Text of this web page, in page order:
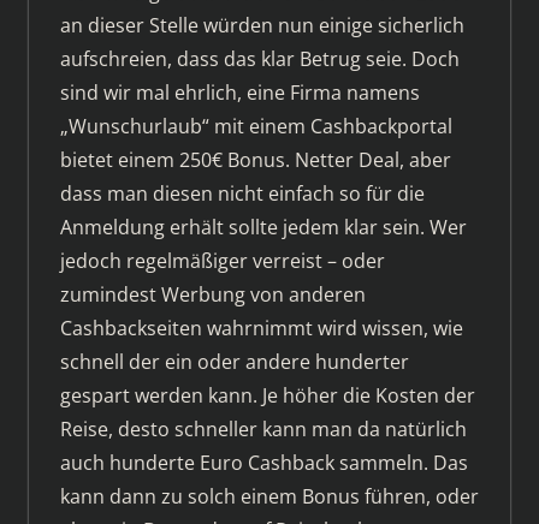
an dieser Stelle würden nun einige sicherlich
aufschreien, dass das klar Betrug seie. Doch
sind wir mal ehrlich, eine Firma namens
„Wunschurlaub“ mit einem Cashbackportal
bietet einem 250€ Bonus. Netter Deal, aber
dass man diesen nicht einfach so für die
Anmeldung erhält sollte jedem klar sein. Wer
jedoch regelmäßiger verreist – oder
zumindest Werbung von anderen
Cashbackseiten wahrnimmt wird wissen, wie
schnell der ein oder andere hunderter
gespart werden kann. Je höher die Kosten der
Reise, desto schneller kann man da natürlich
auch hunderte Euro Cashback sammeln. Das
kann dann zu solch einem Bonus führen, oder